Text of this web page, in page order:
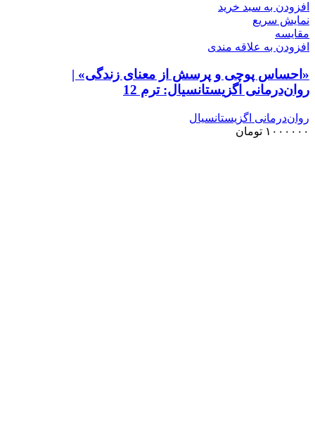
افزودن به سبد خرید
نمایش سریع
مقايسه
افزودن به علاقه مندی
«احساس پوچی و پرسش از معنای زندگی» |
روان‌درمانی اگزیستانسیال: ترم 12
روان‌درمانی اگزیستانسیال
۱۰۰۰۰۰۰ تومان